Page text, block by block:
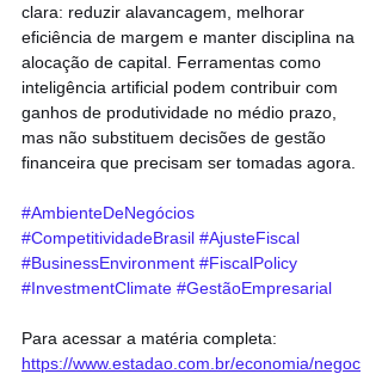
clara: reduzir alavancagem, melhorar
eficiência de margem e manter disciplina na
alocação de capital. Ferramentas como
inteligência artificial podem contribuir com
ganhos de produtividade no médio prazo,
mas não substituem decisões de gestão
financeira que precisam ser tomadas agora.
#AmbienteDeNegócios
#CompetitividadeBrasil #AjusteFiscal
#BusinessEnvironment #FiscalPolicy
#InvestmentClimate #GestãoEmpresarial
Para acessar a matéria completa:
https://www.estadao.com.br/economia/negoc